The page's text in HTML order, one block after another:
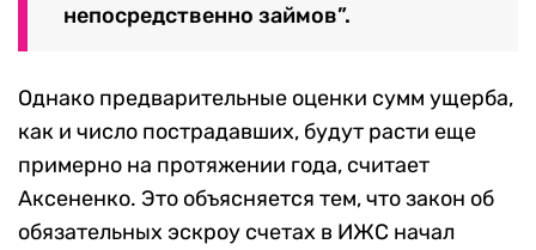
непосредственно займов”.
Однако предварительные оценки сумм ущерба,
как и число пострадавших, будут расти еще
примерно на протяжении года, считает
Аксененко. Это объясняется тем, что закон об
обязательных эскроу счетах в ИЖС начал